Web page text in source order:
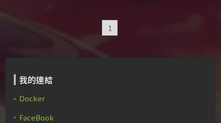
1
我的連結
Docker
FaceBook